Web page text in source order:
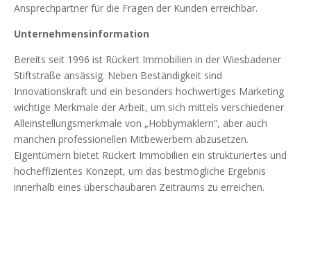
Ansprechpartner für die Fragen der Kunden erreichbar.
Unternehmensinformation
Bereits seit 1996 ist Rückert Immobilien in der Wiesbadener
Stiftstraße ansässig. Neben Beständigkeit sind
Innovationskraft und ein besonders hochwertiges Marketing
wichtige Merkmale der Arbeit, um sich mittels verschiedener
Alleinstellungsmerkmale von „Hobbymaklern“, aber auch
manchen professionellen Mitbewerbern abzusetzen.
Eigentümern bietet Rückert Immobilien ein strukturiertes und
hocheffizientes Konzept, um das bestmögliche Ergebnis
innerhalb eines überschaubaren Zeitraums zu erreichen.